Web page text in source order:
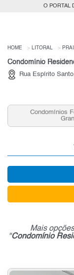
O PORTAL
HOME LITORAL
Condomínio
Rua Espírito
Condomínios
Mais
"Condomínio